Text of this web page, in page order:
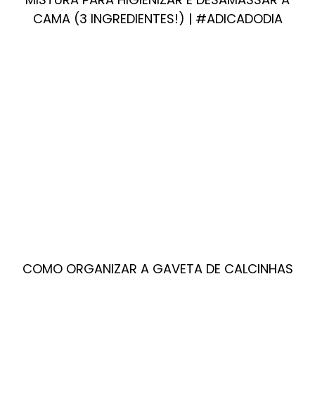
CAMA (3 INGREDIENTES!) | #ADICADODIA
COMO ORGANIZAR A GAVETA DE CALCINHAS